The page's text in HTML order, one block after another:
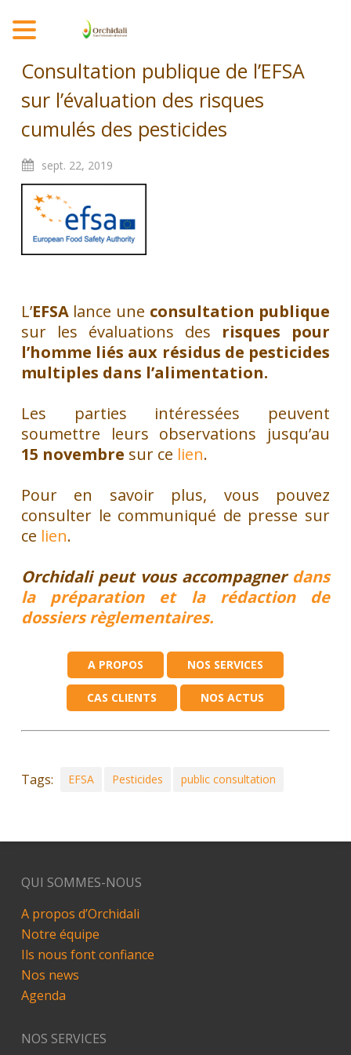
Consultation publique de l’EFSA
sur l’évaluation des risques
cumulés des pesticides
sept. 22, 2019
L’EFSA lance une consultation publique
sur les évaluations des risques pour
l’homme liés aux résidus de pesticides
multiples dans l’alimentation.
Les parties intéressées peuvent
soumettre leurs observations jusqu’au
15 novembre sur ce lien.
Pour en savoir plus, vous pouvez
consulter le communiqué de presse sur
ce lien.
Orchidali peut vous accompagner dans
la préparation et la rédaction de
dossiers règlementaires.
A PROPOS NOS SERVICES
CAS CLIENTS NOS ACTUS
Tags: EFSA Pesticides public consultation
QUI SOMMES-NOUS
A propos d’Orchidali
Notre équipe
Ils nous font confiance
Nos news
Agenda
NOS SERVICES